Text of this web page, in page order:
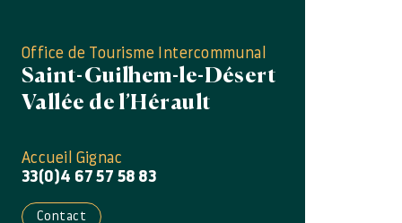
Office de Tourisme Intercommunal
Saint-Guilhem-le-Désert
Vallée de l’Hérault
Accueil Gignac
33(0)4 67 57 58 83
Contact